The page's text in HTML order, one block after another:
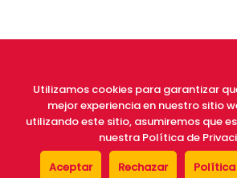
Av Mediterrania, nº 2,
Utilizamos cookies para garantizar
mejor experiencia en nuestro sitio
utilizando este sitio, asumiremos que
nuestra Política de
Aceptar
Rechazar